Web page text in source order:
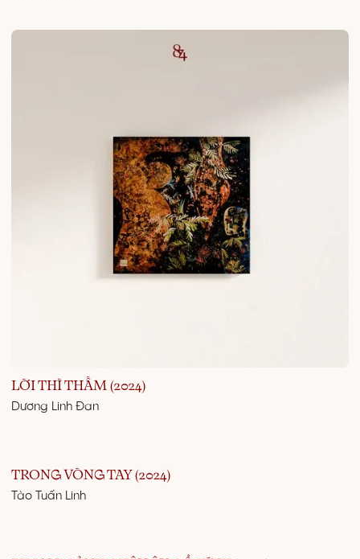
LỜI THÌ THẦM (2024)
Dương Linh Đan
TRONG VÒNG TAY (2024)
Tào Tuấn Linh